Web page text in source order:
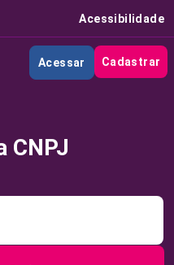
Acessibilidade
Acessar Cadastrar
CNPJ